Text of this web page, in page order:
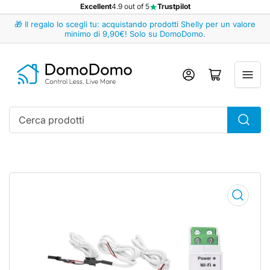
Excellent4.9 out of 5 Trustpilot
🎁 Il regalo lo scegli tu: acquistando prodotti Shelly per un valore
minimo di 9,90€! Solo su DomoDomo.
Cerca
prodotti
AccediApri il mini carrello